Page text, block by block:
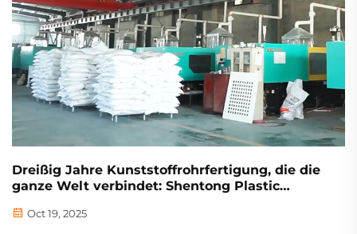
Dreißig Jahre Kunststoffrohrfertigung, die die
ganze Welt verbindet: Shentong Plastic
Qualität als Maßstab in der Branche etabliert
Oct 19, 2025